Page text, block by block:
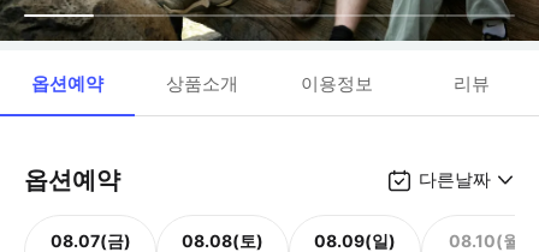
옵션예약 상품소개 이용정보 리뷰
옵션예약 다른날짜
08.07(금) 08.08(토) 08.09(일) 08.10(월)